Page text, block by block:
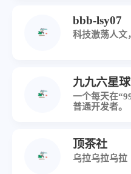
bbb-lsy07
科技激荡人文
九九六星球
一个每天在
普通开发者。
顶茶社
乌拉乌拉乌拉